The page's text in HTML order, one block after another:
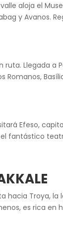
aloja el
y Avanos.
Llegada a
Efeso,
fantástico
hacia Troya,
es rica en